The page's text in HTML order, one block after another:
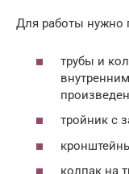
Для работы нужно
трубы и
тройник с
колпак на